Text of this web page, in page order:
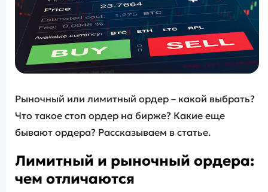
Рыночный или лимитный ордер – какой выбрать?
Что такое стоп ордер на бирже? Какие еще
бывают ордера? Рассказываем в статье.
Лимитный и рыночный ордера:
чем отличаются